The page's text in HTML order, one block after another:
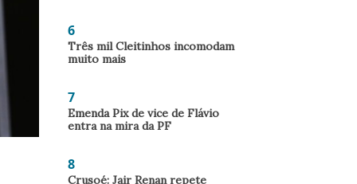
6
Três mil Cleitinhos incomodam
muito mais
7
Emenda Pix de vice de Flávio
entra na mira da PF
8
Crusoé: Jair Renan repete